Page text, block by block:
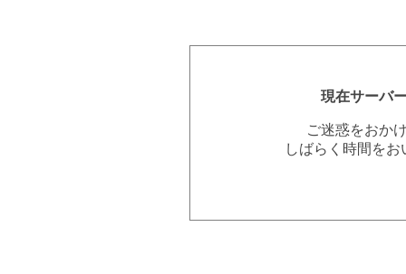
現在サーバ
ご迷惑をおか
しばらく時間を